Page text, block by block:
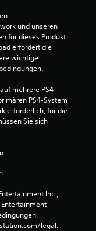
und unseren
für dieses Produkt
erfordert die
wichtige
mehrere PS4-
PS4-System
erforderlich, für die
Sie sich
Inc.,
legal.